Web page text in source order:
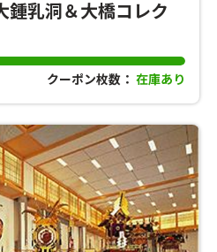
鍾乳洞＆大橋コレク
クーポン枚数： 在庫あり